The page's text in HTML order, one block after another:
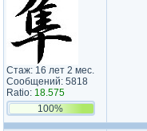
Стаж: 16 лет 2 мес.
Сообщений: 5818
Ratio: 18.575
100%